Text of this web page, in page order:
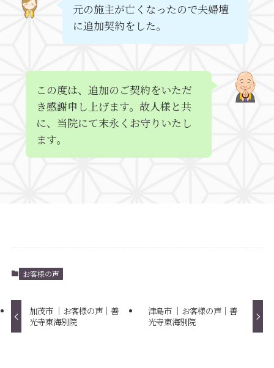
元の施主が亡くなったので夫婦壇
に追加契約をした。
この度は、追加のご契約をいただ
き感謝申し上げます。故人様と共
に、当院にて末永くお守りいたし
ます。
お客様の声
加茂市 ｜お客様の声｜善
光寺東海別院
津島市 ｜お客様の声｜善
光寺東海別院